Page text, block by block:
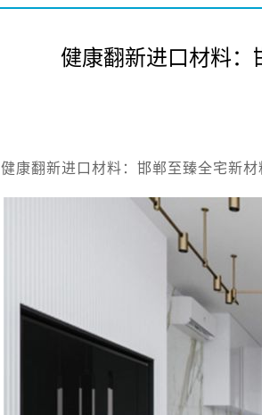
健康翻新进口材料
健康翻新进口材料：邯郸至臻全宅新